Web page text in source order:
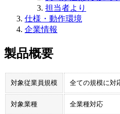
担当者より
仕様・動作環境
企業情報
製品概要
対象従業員規模 全ての規模に対
対象業種 全業種対応